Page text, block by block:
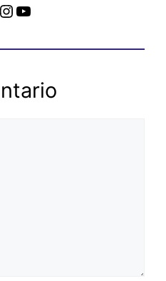
Instagram
YouTube